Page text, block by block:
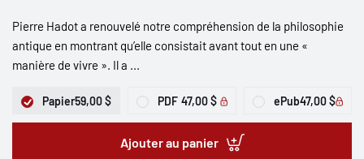
Pierre Hadot a renouvelé notre compréhension de la philosophie
antique en montrant qu’elle consistait avant tout en une «
manière de vivre ». Il a ...
Papier59,00 $ PDF 47,00 $ ePub47,00 $
Ajouter au panier